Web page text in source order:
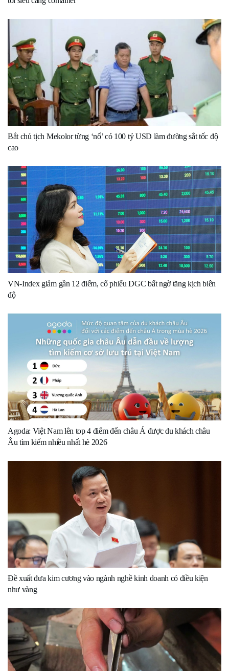
Bắt chủ tịch Mekolor từng ‘nổ’ có 100 tỷ USD làm đường sắt tốc độ
cao
VN-Index giảm gần 12 điểm, cổ phiếu DGC bất ngờ tăng kịch biên
độ
Agoda: Việt Nam lên top 4 điểm đến châu Á được du khách châu
Âu tìm kiếm nhiều nhất hè 2026
Đề xuất đưa kim cương vào ngành nghề kinh doanh có điều kiện
như vàng